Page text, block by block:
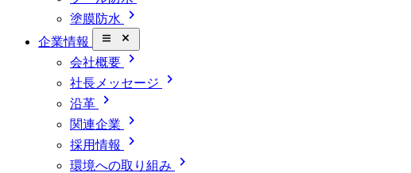
塗膜防水 chevron_right
企業情報 close_small
会社概要 chevron_right
社長メッセージ chevron_right
沿革 chevron_right
関連企業 chevron_right
採用情報 chevron_right
環境への取り組み chevron_right